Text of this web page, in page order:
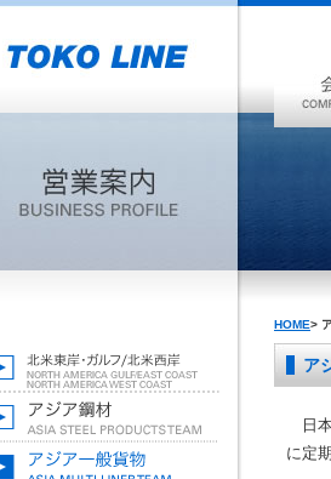
報
HOME>
ア
日本
に定